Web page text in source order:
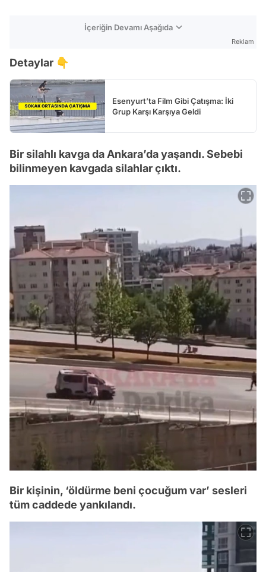
İçeriğin Devamı Aşağıda
Reklam
Detaylar 👇
Esenyurt’ta Film Gibi Çatışma: İki
Grup Karşı Karşıya Geldi
Bir silahlı kavga da Ankara’da yaşandı. Sebebi
bilinmeyen kavgada silahlar çıktı.
Bir kişinin, ‘öldürme beni çocuğum var’ sesleri
tüm caddede yankılandı.